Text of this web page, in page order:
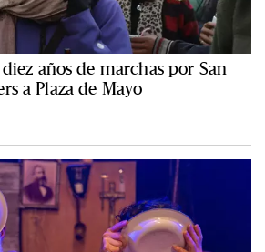
años de marchas por San
a Plaza de Mayo